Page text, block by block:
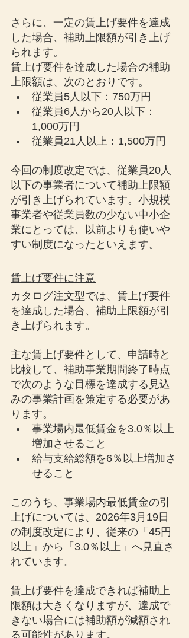
さらに、一定の賃上げ要件を達成
した場合、補助上限額が引き上げ
られます。
賃上げ要件を達成した場合の補助
上限額は、次のとおりです。
従業員5人以下：750万円
従業員6人から20人以下：
1,000万円
従業員21人以上：1,500万円
今回の制度改定では、従業員20人
以下の事業者について補助上限額
が引き上げられています。小規模
事業者や従業員数の少ない中小企
業にとっては、以前よりも使いや
すい制度になったといえます。
賃上げ要件に注意
カタログ注文型では、賃上げ要件
を達成した場合、補助上限額が引
き上げられます。
主な賃上げ要件として、申請時と
比較して、補助事業期間終了時点
で次のような目標を達成する見込
みの事業計画を策定する必要があ
ります。
事業場内最低賃金を3.0％以上
増加させること
給与支給総額を6％以上増加さ
せること
このうち、事業場内最低賃金の引
上げについては、2026年3月19日
の制度改定により、従来の「45円
以上」から「3.0％以上」へ見直さ
れています。
賃上げ要件を達成できれば補助上
限額は大きくなりますが、達成で
きない場合には補助額が減額され
る可能性があります。